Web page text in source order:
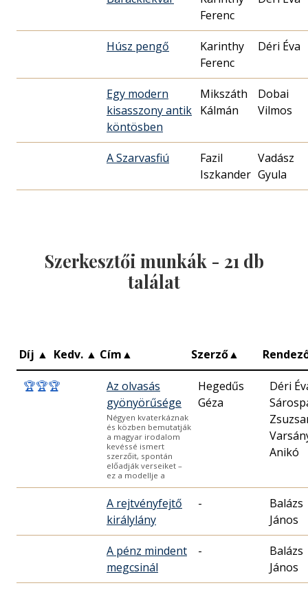
Ferenc
Húsz pengő
Karinthy
Ferenc
Déri Éva
Egy modern
kisasszony antik
köntösben
Mikszáth
Kálmán
Dobai
Vilmos
A Szarvasfiú
Fazil
Iszkander
Vadász
Gyula
Szerkesztői munkák - 21 db
találat
Díj ▲ Kedv. ▲ Cím▲ Szerző▲
🏆🏆🏆
Az olvasás
gyönyörűsége
Négyen kvaterkáznak
és közben bemutatják
a magyar irodalom
kevéssé ismert
szerzőit, spontán
előadják verseiket –
ez a modellje a
Hegedűs
Géza
Déri
Anikó
A rejtvényfejtő
királylány
-
Balázs
János
A pénz mindent
megcsinál
-
Balázs
János